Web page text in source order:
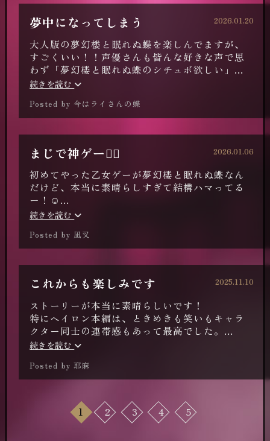
夢中になってしまう
大人版の夢幻楼と眠れぬ蝶を楽しんでますが、
すごくいい！！声優さんも皆んな好きな声で思
わず「夢幻楼と眠れぬ蝶のシチュボ欲しい」と
思ってしまうくらいです。
続きを読む
Posted by 今はライさんの蝶
2026.01.20
まじで神ゲー🙂‍↕️
初めてやった乙女ゲーが夢幻楼と眠れぬ蝶なん
だけど、本当に素晴らしすぎて結構ハマってる
ー！☺️
どのキャラでも、1話読んだら好きになっちゃう
しくて甘い！
まじで大好きー！早くみんなを読了したい！😆
パイロン楽しみ！cv誰になるかなー🤩
続きを読む
Posted by 凪叉
2026.01.06
これからも楽しみです
ストーリーが本当に素晴らしいです！
特にヘイロン本編は、ときめきも笑いもキャラ
クター同士の連帯感もあって最高でした。
ヒロイン像が現代の自立した女性で、やりたい
ます。
た。初めてアクスタを買ってみたり、こちらで
知った声優さんを応援したり、Xのフォロワー
続きを読む
Posted by 耶麻
2025.11.10
1 2 3 4 5